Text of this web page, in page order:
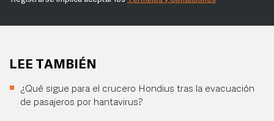
LEE TAMBIÉN
¿Qué sigue para el crucero Hondius tras la evacuación
de pasajeros por hantavirus?